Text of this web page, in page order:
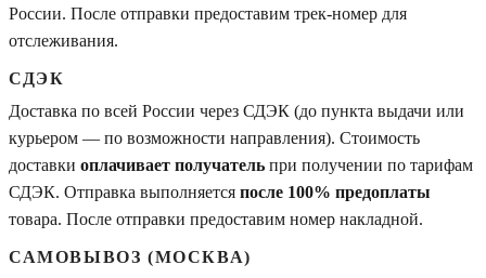
России. После отправки предоставим трек-номер для
отслеживания.
СДЭК
Доставка по всей России через СДЭК (до пункта выдачи или
курьером — по возможности направления). Стоимость
доставки оплачивает получатель при получении по тарифам
СДЭК. Отправка выполняется после 100% предоплаты
товара. После отправки предоставим номер накладной.
САМОВЫВОЗ (МОСКВА)